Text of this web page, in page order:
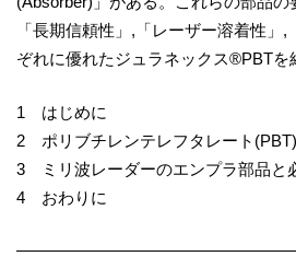
「長期信頼性」,「レーザー溶着性」
ぞれに優れたジュラネックス®PBTを
1 はじめに
2 ポリブチレンテレフタレート(PBT)
3 ミリ波レーダーのエンプラ部品と
4 おわりに